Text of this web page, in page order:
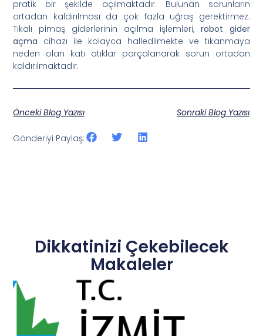
pratik bir şekilde açılmaktadır. Bulunan sorunların
ortadan kaldırılması da çok fazla uğraş gerektirmez.
Tıkalı pimaş giderlerinin açılma işlemleri,robot gider
açma cihazı ile kolayca halledilmekte ve tıkanmaya
neden olan katı atıklar parçalanarak sorun ortadan
kaldırılmaktadır.
Önceki Blog Yazısı Sonraki Blog Yazısı
Gönderiyi Paylaş:
Dikkatinizi Çekebilecek
Makaleler